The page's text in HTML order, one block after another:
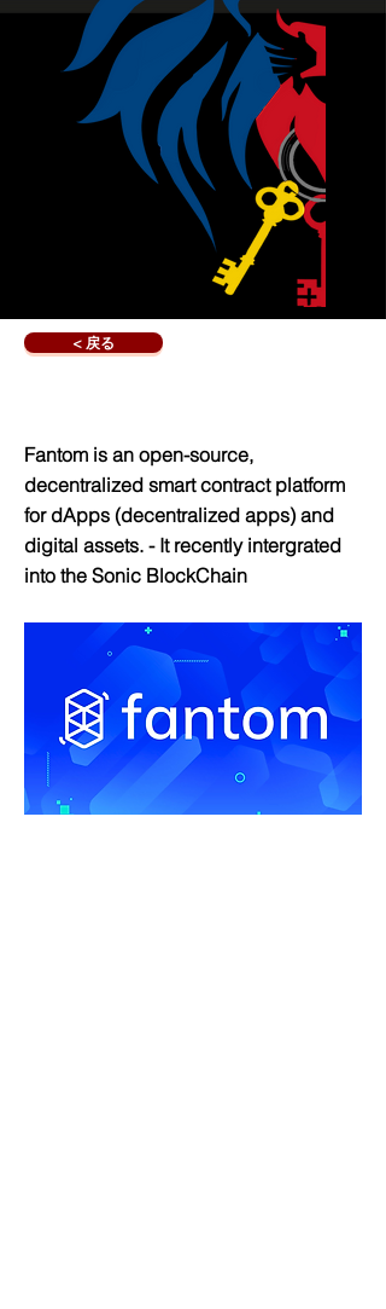
< 戻る
Fantom is an open-source,
decentralized smart contract platform
for dApps (decentralized apps) and
digital assets. - It recently intergrated
into the Sonic BlockChain